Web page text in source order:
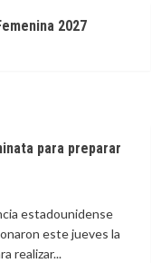
2027
para preparar
estadounidense
este jueves la
realizar...